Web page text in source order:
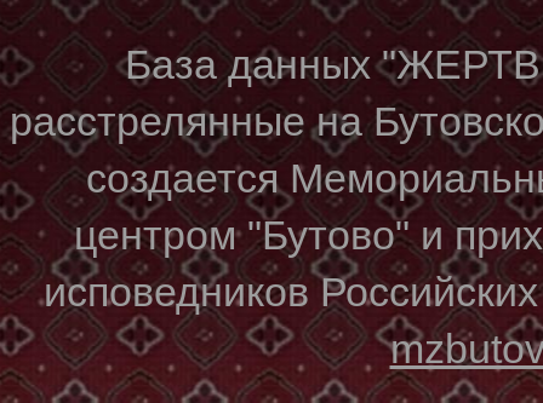
База данных
расстрелянные на
создается
центром "Бутово" и
исповедников